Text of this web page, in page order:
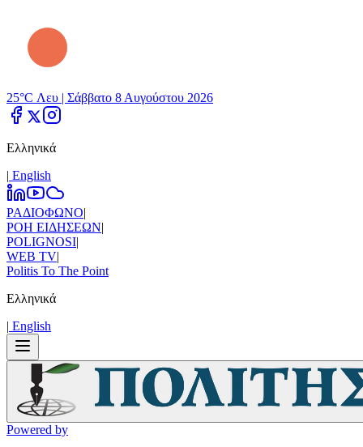
25°C Λευ | Σάββατο 8 Αυγούστου 2026
Ελληνικά
| Εnglish
ΡΑΔΙΟΦΩΝΟ|
ΡΟΗ ΕΙΔΗΣΕΩΝ|
POLIGNOSI|
WEB TV|
Politis To The Point
Ελληνικά
| Εnglish
Powered by